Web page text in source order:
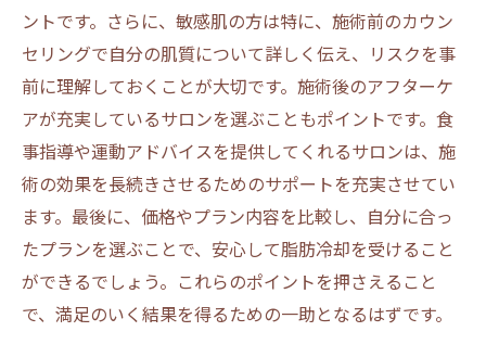
ントです。さらに、敏感肌の方は特に、施術前のカウン
セリングで自分の肌質について詳しく伝え、リスクを事
前に理解しておくことが大切です。施術後のアフターケ
アが充実しているサロンを選ぶこともポイントです。食
事指導や運動アドバイスを提供してくれるサロンは、施
術の効果を長続きさせるためのサポートを充実させてい
ます。最後に、価格やプラン内容を比較し、自分に合っ
たプランを選ぶことで、安心して脂肪冷却を受けること
ができるでしょう。これらのポイントを押さえること
で、満足のいく結果を得るための一助となるはずです。